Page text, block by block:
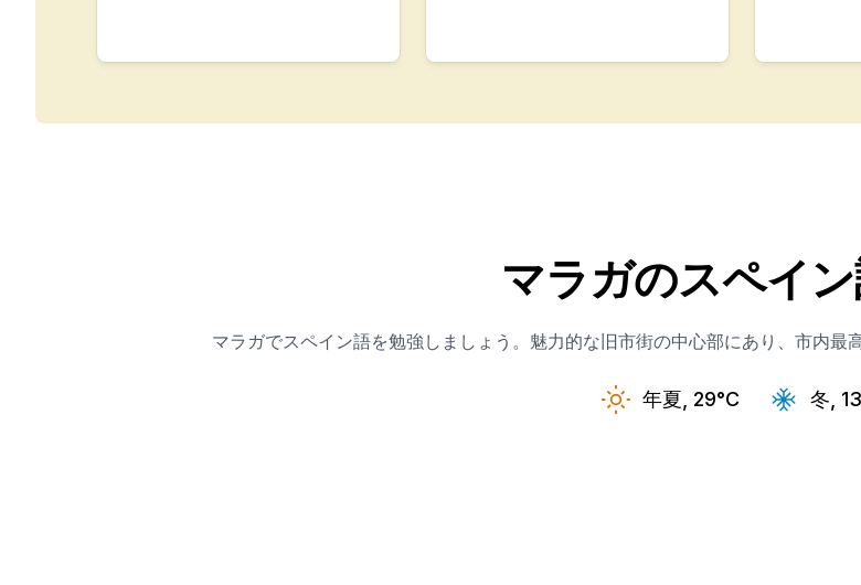
マドリッド
年齢別プログラム
マラガのスペイ
マラガでスペイン語を勉強しましょう。魅力的な旧市街の中心部にあり、市内最
年夏, 29°C 冬,